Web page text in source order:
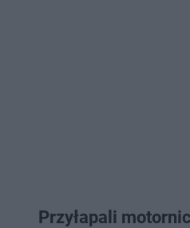
Przyłapali